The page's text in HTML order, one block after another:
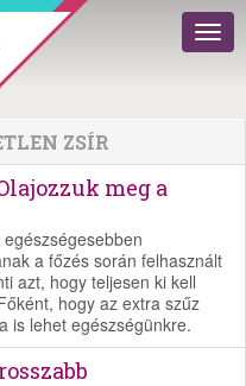
ZSÍR
meg a
a főzés során felhasznált
azt, hogy teljesen ki kell
hogy az extra szűz
is lehet egészségünkre.